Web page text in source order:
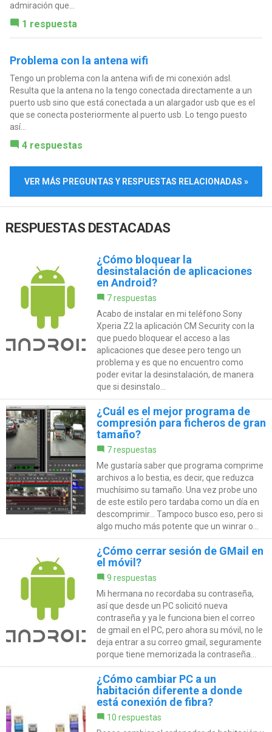
admiración que...
1 respuesta
Problema con la antena wifi
Tengo un problema con la antena wifi de mi conexión adsl.
Resulta que la antena no la tengo conectada directamente a un
puerto usb sino que está conectada a un alargador usb que es el
que se conecta posteriormente al puerto usb. Lo tengo puesto
así...
4 respuestas
VER MÁS PREGUNTAS Y RESPUESTAS RELACIONADAS »
RESPUESTAS DESTACADAS
¿Cómo bloquear la
desinstalación de aplicaciones
en Android?
7 respuestas
Acabo de instalar en mi teléfono Sony
Xperia Z2 la aplicación CM Security con la
que puedo bloquear el acceso a las
aplicaciones que desee pero tengo un
problema y es que no encuentro como
poder evitar la desinstalación, de manera
que si desinstalo...
¿Cuál es el mejor programa de
compresión para ficheros de gran
tamaño?
7 respuestas
Me gustaría saber que programa comprime
archivos a lo bestia, es decir, que reduzca
muchísimo su tamaño. Una vez probe uno
de este estilo pero tardaba como un día en
descomprimir... Tampoco busco eso, pero si
algo mucho más potente que un winrar o...
¿Cómo cerrar sesión de GMail en
el móvil?
9 respuestas
Mi hermana no recordaba su contraseña,
así que desde un PC solicitó nueva
contraseña y ya le funciona bien el correo
de gmail en el PC, pero ahora su móvil, no le
deja entrar a su correo gmail, seguramente
porque tiene memorizada la contraseña...
¿Cómo cambiar PC a un
habitación diferente a donde
está conexión de fibra?
10 respuestas